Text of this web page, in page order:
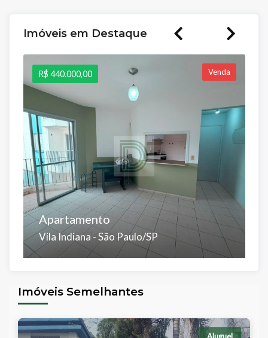
Imóveis em Destaque
R$ 440.000,00 Venda
Apartamento
Vila Indiana - São Paulo/SP
Á.Total:
100 m²
Imóveis Semelhantes
Aluguel